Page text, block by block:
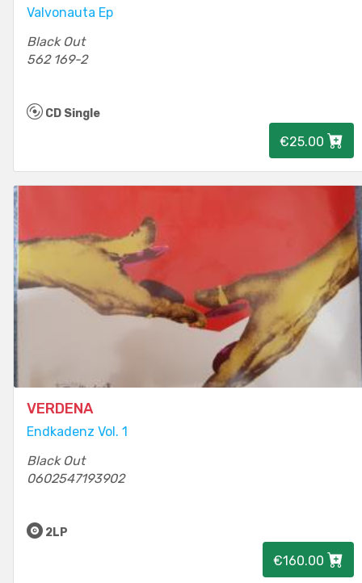
Valvonauta Ep
Black Out
562 169-2
CD Single
€25.00
VERDENA
Endkadenz Vol. 1
Black Out
0602547193902
2LP
€160.00